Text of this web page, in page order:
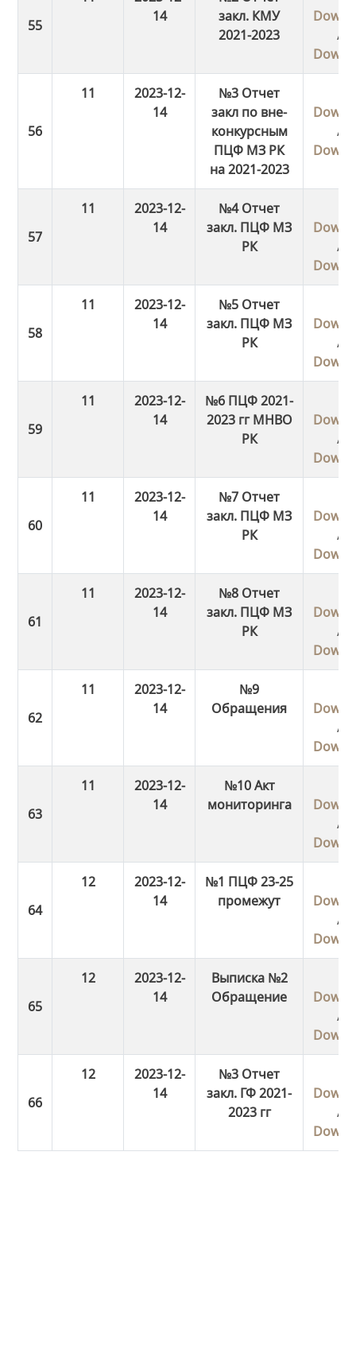
14
закл. КМУ
2021-2023
/
11
2023-12-
14
№3 Отчет
закл по вне-
конкурсным
ПЦФ МЗ РК
на 2021-2023
/
11
2023-12-
14
№4 Отчет
закл. ПЦФ МЗ
РК
/
11
2023-12-
14
№5 Отчет
закл. ПЦФ МЗ
РК
/
11
2023-12-
14
№6 ПЦФ 2021-
2023 гг МНВО
РК
/
11
2023-12-
14
№7 Отчет
закл. ПЦФ МЗ
РК
/
11
2023-12-
14
№8 Отчет
закл. ПЦФ МЗ
РК
/
11
2023-12-
14
№9
Обращения
/
11
2023-12-
14
№10 Акт
мониторинга
/
12
2023-12-
14
№1 ПЦФ 23-25
промежут
/
12
2023-12-
14
Выписка №2
Обращение
/
12
2023-12-
14
№3 Отчет
закл. ГФ 2021-
2023 гг
/